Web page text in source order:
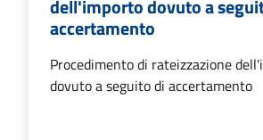
dell'importo dovuto a
accertamento
Procedimento di rateizzazione
dovuto a seguito di accertamento